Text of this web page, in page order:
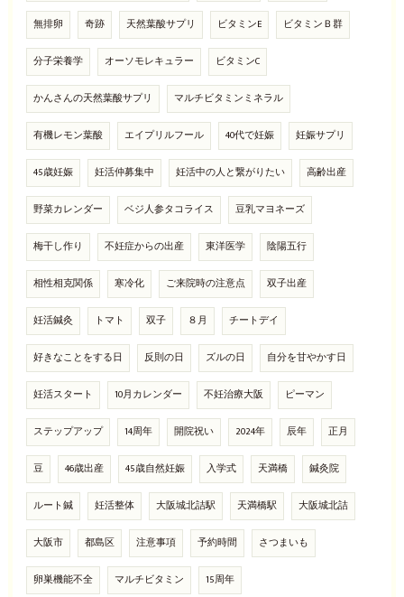
無排卵 奇跡 天然葉酸サプリ ビタミンE ビタミンＢ群
分子栄養学 オーソモレキュラー ビタミンC
かんさんの天然葉酸サプリ マルチビタミンミネラル
有機レモン葉酸 エイプリルフール 40代で妊娠 妊娠サプリ
45歳妊娠 妊活仲募集中 妊活中の人と繋がりたい 高齢出産
野菜カレンダー ベジ人参タコライス 豆乳マヨネーズ
梅干し作り 不妊症からの出産 東洋医学 陰陽五行
相性相克関係 寒冷化 ご来院時の注意点 双子出産
妊活鍼灸 トマト 双子 ８月 チートデイ
好きなことをする日 反則の日 ズルの日 自分を甘やかす日
妊活スタート 10月カレンダー 不妊治療大阪 ピーマン
ステップアップ 14周年 開院祝い 2024年 辰年 正月
豆 46歳出産 45歳自然妊娠 入学式 天満橋 鍼灸院
ルート鍼 妊活整体 大阪城北詰駅 天満橋駅 大阪城北詰
大阪市 都島区 注意事項 予約時間 さつまいも
卵巣機能不全 マルチビタミン 15周年